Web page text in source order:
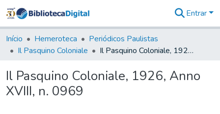
&
Coleções
Tudo na
Digital
Entrar
Início Hemeroteca
Periódicos Paulistas
Il Pasquino Coloniale
Il Pasquino Coloniale, 1926, Anno XVIII, n. 0969
Il Pasquino Coloniale, 1926, Anno
XVIII, n. 0969